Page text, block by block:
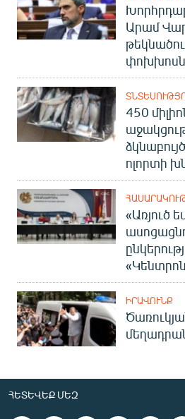
Արամ
450
ոլորտի
«Առյուծ
ԻՐԱՎՈՒՆՔ
ՀԵՏԵՎԵՔ ՄԵԶ